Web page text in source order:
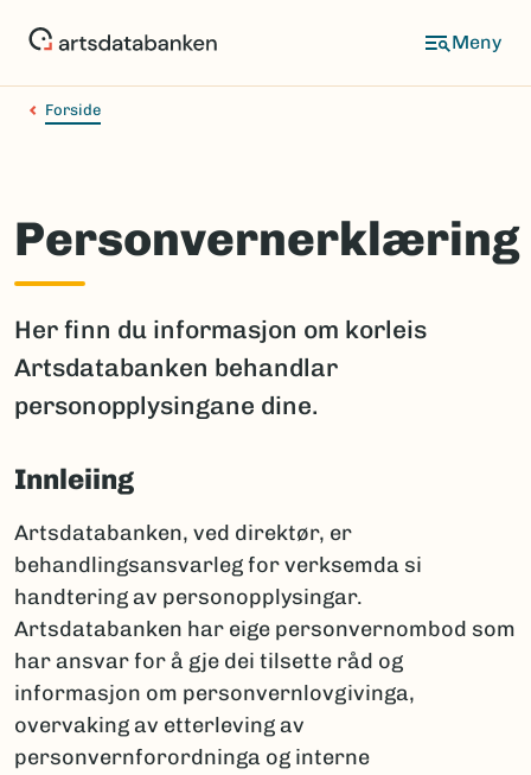
Forside
Personvernerklæring
Her finn du informasjon om korleis
Artsdatabanken behandlar
personopplysingane dine.
Innleiing
Artsdatabanken, ved direktør, er
behandlingsansvarleg for verksemda si
handtering av personopplysingar.
Artsdatabanken har eige personvernombod som
har ansvar for å gje dei tilsette råd og
informasjon om personvernlovgivinga,
overvaking av etterleving av
personvernforordninga og interne